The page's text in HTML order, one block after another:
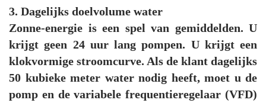
3. Dagelijks doelvolume water
Zonne-energie is een spel van gemiddelden. U
krijgt geen 24 uur lang pompen. U krijgt een
klokvormige stroomcurve. Als de klant dagelijks
50 kubieke meter water nodig heeft, moet u de
pomp en de variabele frequentieregelaar (VFD)